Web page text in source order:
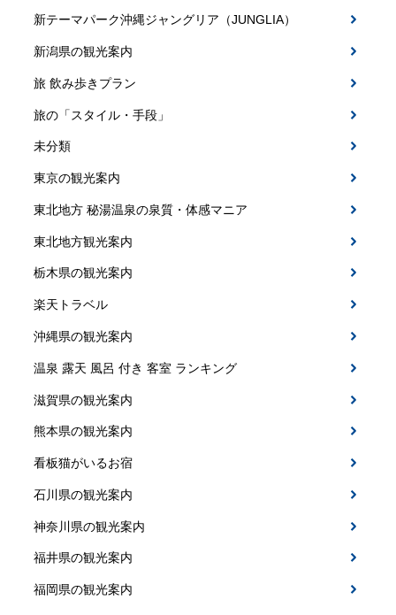
新テーマパーク沖縄ジャングリア（JUNGLIA）
新潟県の観光案内
旅 飲み歩きプラン
旅の「スタイル・手段」
未分類
東京の観光案内
東北地方 秘湯温泉の泉質・体感マニア
東北地方観光案内
栃木県の観光案内
楽天トラベル
沖縄県の観光案内
温泉 露天 風呂 付き 客室 ランキング
滋賀県の観光案内
熊本県の観光案内
看板猫がいるお宿
石川県の観光案内
神奈川県の観光案内
福井県の観光案内
福岡県の観光案内